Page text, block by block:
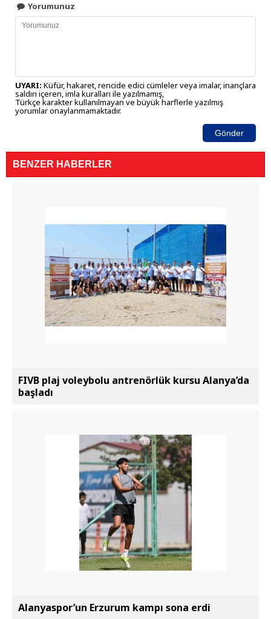
Yorumunuz
UYARI: Küfür, hakaret, rencide edici cümleler veya imalar, inançlara
saldırı içeren, imla kuralları ile yazılmamış,
Türkçe karakter kullanılmayan ve büyük harflerle yazılmış
yorumlar onaylanmamaktadır.
Gönder
BENZER HABERLER
FIVB plaj voleybolu antrenörlük kursu Alanya’da
başladı
Alanyaspor’un Erzurum kampı sona erdi